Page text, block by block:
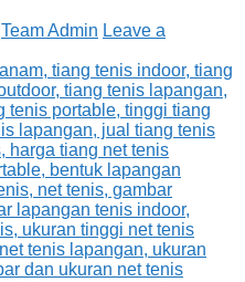
Team Admin Leave a